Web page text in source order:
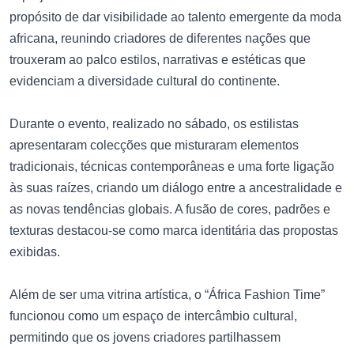
propósito de dar visibilidade ao talento emergente da moda
africana, reunindo criadores de diferentes nações que
trouxeram ao palco estilos, narrativas e estéticas que
evidenciam a diversidade cultural do continente.
Durante o evento, realizado no sábado, os estilistas
apresentaram colecções que misturaram elementos
tradicionais, técnicas contemporâneas e uma forte ligação
às suas raízes, criando um diálogo entre a ancestralidade e
as novas tendências globais. A fusão de cores, padrões e
texturas destacou-se como marca identitária das propostas
exibidas.
Além de ser uma vitrina artística, o “África Fashion Time”
funcionou como um espaço de intercâmbio cultural,
permitindo que os jovens criadores partilhassem